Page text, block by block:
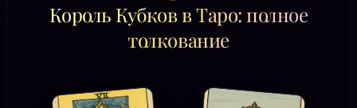
Король Кубков в Таро: полное
толкование